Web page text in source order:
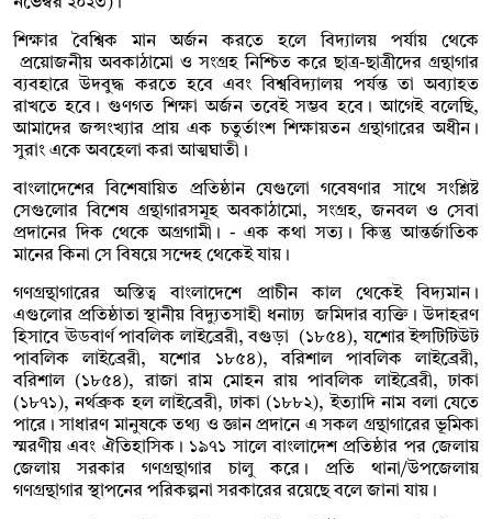
শিক্ষার বৈশ্বিক মান অর্জন করতে হলে বিদ্যালয় পর্যায় থেকে
প্রয়োজনীয় অবকাঠামো ও সংগ্রহ নিশ্চিত করে ছাত্র-ছাত্রীদের গ্রন্থাগার
ব্যবহারে উদবুদ্ধ করতে হবে এবং বিশ্ববিদ্যালয় পর্যন্ত তা অব্যাহত
রাখতে হবে। গুণগত শিক্ষা অর্জন তবেই সম্ভব হবে। আগেই বলেছি,
আমাদের জন্সংখ্যার প্রায় এক চতুর্তাংশ শিক্ষায়তন গ্রন্থাগারের অধীন।
সুরাং একে অবহেলা করা আত্মঘাতী।
বাংলাদেশের বিশেষায়িত প্রতিষ্ঠান যেগুলো গবেষণার সাথে সংশ্লিষ্ট
সেগুলোর বিশেষ গ্রন্থাগারসমূহ অবকাঠামো, সংগ্রহ, জনবল ও সেবা
প্রদানের দিক থেকে অগ্রগামী। - এক কথা সত্য। কিন্তু আন্তর্জাতিক
মানের কিনা সে বিষয়ে সন্দেহ থেকেই যায়।
গণগ্রন্থাগারের অস্তিত্ব বাংলাদেশে প্রাচীন কাল থেকেই বিদ্যমান।
এগুলোর প্রতিষ্ঠাতা স্থানীয় বিদ্যুতসাহী ধনাঢ্য জমিদার ব্যক্তি। উদাহরণ
হিসাবে ঊডবার্ণ পাবলিক লাইব্রেরী, বগুড়া (১৮৫৪), যশোর ইন্সটিটিউট
পাবলিক লাইব্রেরী, যশোর ১৮৫৪), বরিশাল পাবলিক লাইব্রেরী,
বরিশাল (১৮৫৪), রাজা রাম মোহন রায় পাবলিক লাইব্রেরী, ঢাকা
(১৮৭১), নর্থব্রুক হল লাইব্রেরী, ঢাকা (১৮৮২), ইত্যাদি নাম বলা যেতে
পারে। সাধারণ মানুষকে তথ্য ও জ্ঞান প্রদানে এ সকল গ্রন্থাগারের ভূমিকা
স্মরণীয় এবং ঐতিহাসিক। ১৯৭১ সালে বাংলাদেশ প্রতিষ্ঠার পর জেলায়
জেলায় সরকার গণগ্রন্থাগার চালু করে। প্রতি থানা/উপজেলায়
গণগ্রন্থাগার স্থাপনের পরিকল্পনা সরকারের রয়েছে বলে জানা যায়।